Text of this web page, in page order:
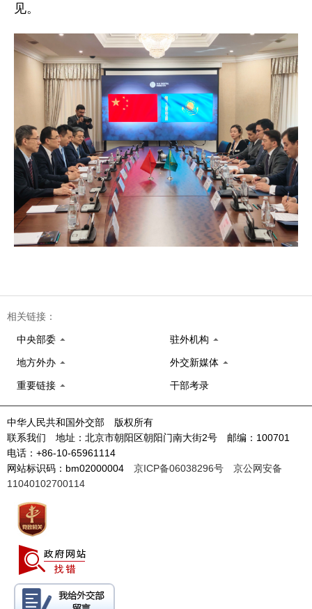
见。
相关链接：
中央部委 驻外机构
地方外办 外交新媒体
重要链接 干部考录
中华人民共和国外交部 版权所有
联系我们 地址：北京市朝阳区朝阳门南大街2号 邮编：100701
电话：+86-10-65961114
网站标识码：bm02000004 京ICP备06038296号
京公网安备
11040102700114